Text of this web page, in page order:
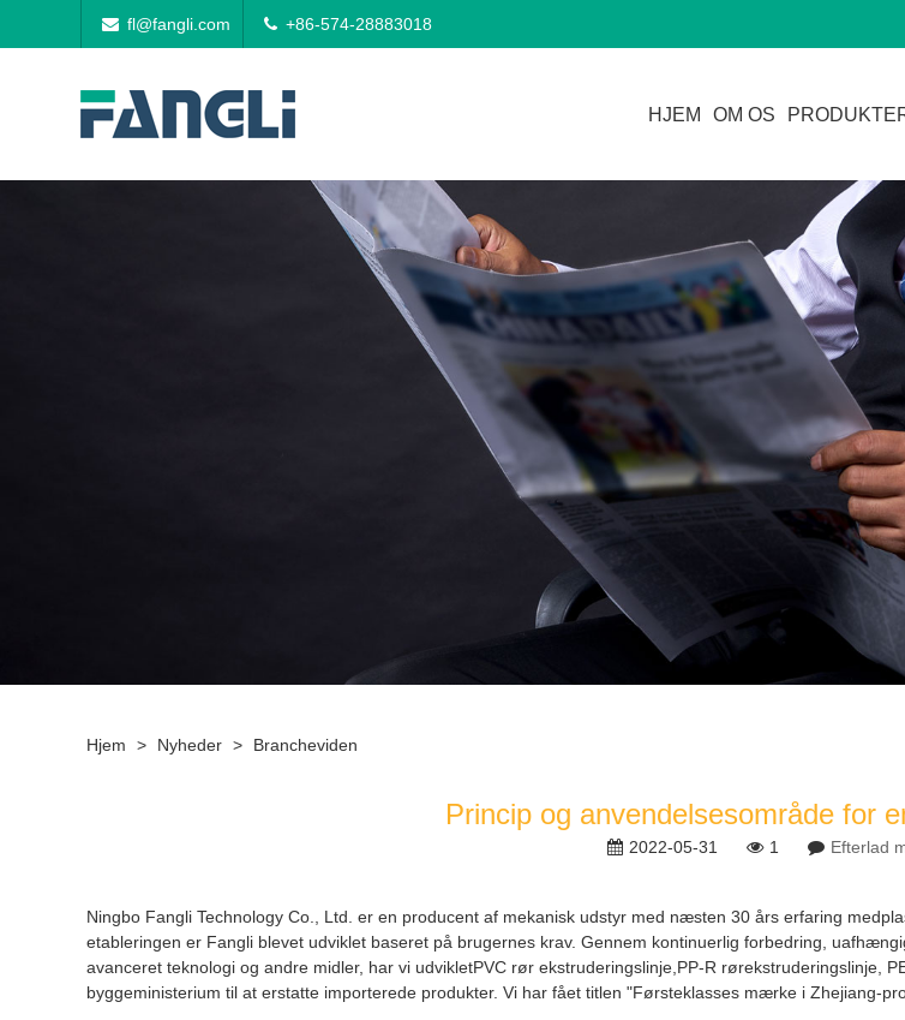
fl@fangli.com +86-574-28883018
HJEM OM OS
Hjem > Nyheder > Brancheviden
Princip og anvendelsesområde for
2022-05-31 1 Efterlad
Ningbo Fangli Technology Co., Ltd. er en producent af mekanisk udstyr med næsten 30 års erfaring med
etableringen er Fangli blevet udviklet baseret på brugernes krav. Gennem kontinuerlig forbedring,
avanceret teknologi og andre midler, har vi udvikletPVC rør ekstruderingslinje PP-R rørekstruderingslinje,
byggeministerium til at erstatte importerede produkter. Vi har fået titlen "Førsteklasses mærke i Zhejiang-